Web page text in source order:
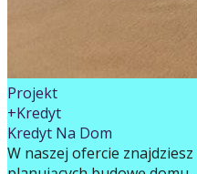
Projekt
+Kredyt
Kredyt Na Dom
W naszej ofercie znajdziesz